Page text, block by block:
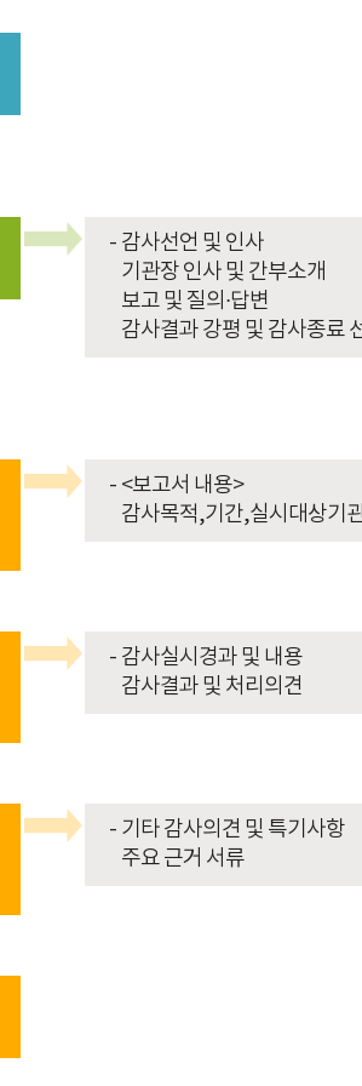
감사선언 및 인사
기관장 인사 및 간부소개
보고 및 질의·답변
감사결과 강평 및 감사종료
<보고서 내용>
감사목적,기간,실시대상기
감사실시경과 및 내용
감사결과 및 처리의견
기타 감사의견 및 특기사항
주요 근거 서류